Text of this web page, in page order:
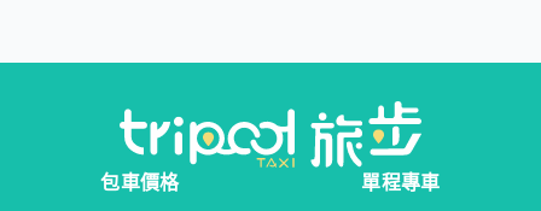
包車價格
單程專車